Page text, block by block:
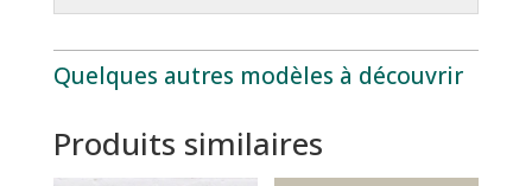
Quelques autres modèles à découvrir
Produits similaires